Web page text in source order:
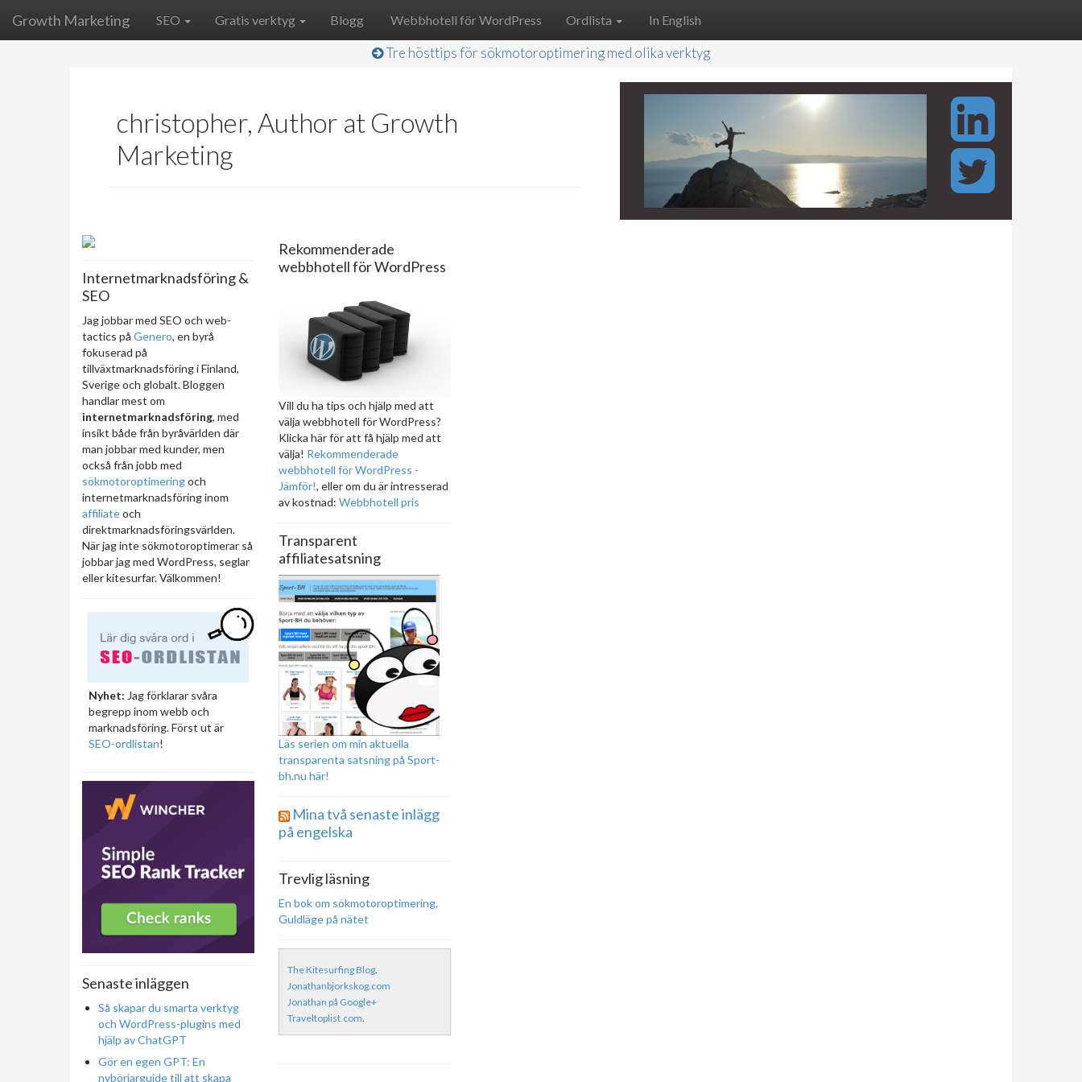
Growth Marketing SEO Gratis verktyg Blogg Webbhotell för WordPress Ordlista In English
Tre hösttips för sökmotoroptimering med olika verktyg
christopher, Author at Growth
Marketing
Internetmarknadsföring &
SEO
Jag jobbar med SEO och web-
tactics på Genero, en byrå
fokuserad på
tillväxtmarknadsföring i Finland,
Sverige och globalt. Bloggen
handlar mest om
internetmarknadsföring, med
insikt både från byråvärlden där
man jobbar med kunder, men
också från jobb med
sökmotoroptimeringoch
internetmarknadsföring inom
affiliateoch
direktmarknadsföringsvärlden.
När jag inte sökmotoroptimerar så
jobbar jag med WordPress, seglar
eller kitesurfar. Välkommen!
Nyhet: Jag förklarar svåra
begrepp inom webb och
marknadsföring. Först ut är
SEO-ordlistan!
Senaste inläggen
Så skapar du smarta verktyg
och WordPress-plugins med
hjälp av ChatGPT
Gör en egen GPT: En
nybörjarguide till att skapa
Rekommenderade
webbhotell för WordPress
Vill du ha tips och hjälp med att
välja webbhotell för WordPress?
Klicka här för att få hjälp med att
välja! Rekommenderade
webbhotell för WordPress -
Jämför!, eller om du är intresserad
av kostnad: Webbhotell pris
Transparent
affiliatesatsning
Läs serien om min aktuella
transparenta satsning på Sport-
bh.nu här!
Mina två senaste inlägg
på engelska
Trevlig läsning
En bok om sökmotoroptimering,
Guldläge på nätet
The Kitesurfing Blog.
Jonathanbjorkskog.com
Jonathan på Google+
Traveltoplist.com.